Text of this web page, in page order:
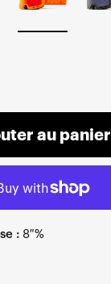
au panier
: 8 %